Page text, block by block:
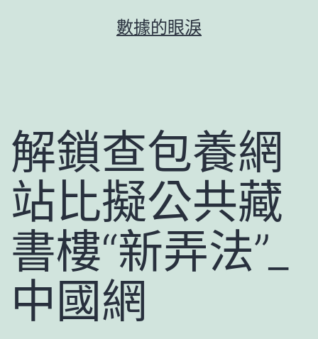
數據的眼淚
解鎖查包養網
站比擬公共藏
書樓“新弄法”_
中國網